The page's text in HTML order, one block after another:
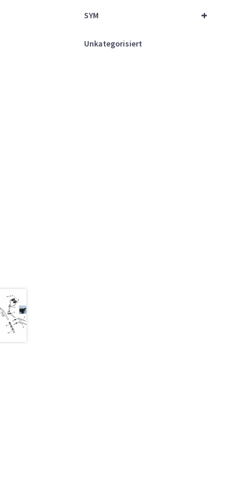
+
SYM
Unkategorisiert